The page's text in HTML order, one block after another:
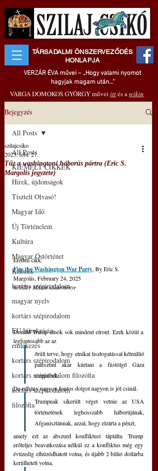
TÁRSADALMI ÖNSZERVEZŐDÉS
HONLAPJA
VERZÁR ÉVA művei – „Hogy valami nyomot
hagyjak magam után..."
VARGA DOMOKOS GYÖRGY művei ittés awikin
Bejegyzés
All Posts
KIEMELT CIKKEK
Hírek, újdonságok
Tisztelt Olvasó!
Magyar Idő
Új Történelem
Kultúra
Magyar Őstörténet
Kakukk
kortárs szépirodalom
magyar nyelv
kortárs szépirodalom
EU bürokrácia
emlékezés
kortárs szépirodalom
kortárs szépirodalom filozófia
kortárs szépirodalom
filozófia
All Posts
Tűz a washingtoni háborús pártra (Eric S.
Margolis jegyzete)
szilajcsiko
2025. febr. 27.
Eredeti cikk:
Fire the Washington War Party, By Eric S.
Margolis, February 24, 2025
Schiller Mária küldeménye
Donald Trump elnök sok mindent elront. Ezek közül a
legfontosabb az az
őrült terve, hogy etnikai tisztogatással kétmillió
palesztint akar kiirtani a füstölgő Gáza
romjaiból.
De néhány nagyon fontos dolgot nagyon is jól csinál.
Trumpnak sikerült véget vetnie az USA
történetének leghosszabb háborújának,
Afganisztánnak, azzal, hogy elzárta a pénzt,
amely ezt az abszurd konfliktust táplálta. Trump
erőteljes beavatkozása nélkül ez a konfliktus még egy
évtizedig elhúzódhatott volna, és újabb 2 billió dollárba
kerülhetett volna.